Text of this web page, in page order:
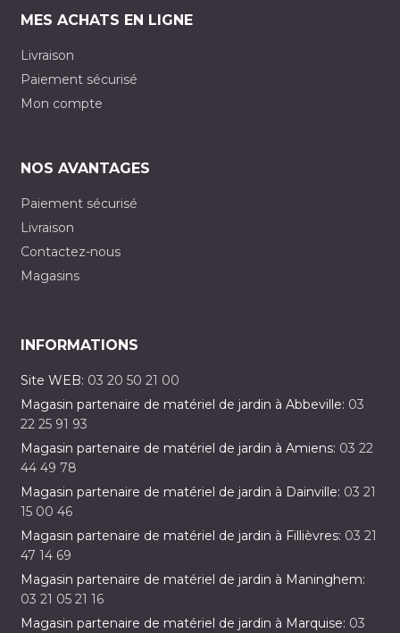
MES ACHATS EN LIGNE
Livraison
Paiement sécurisé
Mon compte
NOS AVANTAGES
Paiement sécurisé
Livraison
Contactez-nous
Magasins
INFORMATIONS
Site WEB: 03 20 50 21 00
Magasin partenaire de matériel de jardin à Abbeville: 03
22 25 91 93
Magasin partenaire de matériel de jardin à Amiens: 03 22
44 49 78
Magasin partenaire de matériel de jardin à Dainville: 03 21
15 00 46
Magasin partenaire de matériel de jardin à Fillièvres: 03 21
47 14 69
Magasin partenaire de matériel de jardin à Maninghem:
03 21 05 21 16
Magasin partenaire de matériel de jardin à Marquise: 03